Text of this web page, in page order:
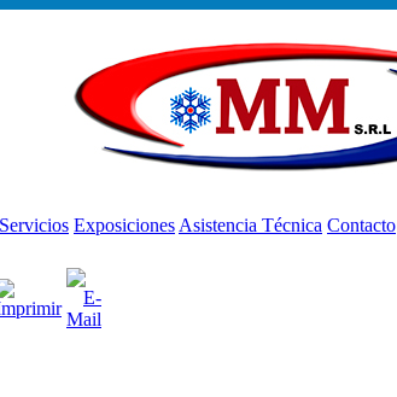
Servicios Exposiciones Asistencia Técnica Contacto